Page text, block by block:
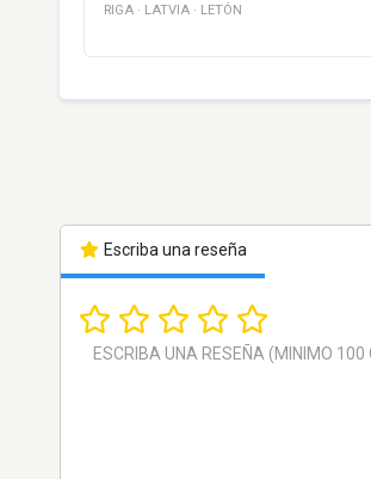
RIGA · LATVIA · LETÓN
Escriba una reseña